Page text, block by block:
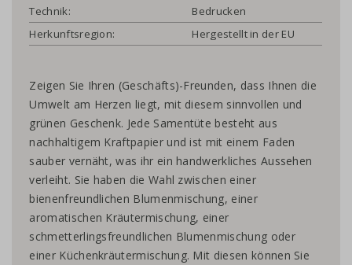
Technik:
Bedrucken
Herkunftsregion:
Hergestellt in der EU
Zeigen Sie Ihren (Geschäfts)-Freunden, dass Ihnen die
Umwelt am Herzen liegt, mit diesem sinnvollen und
grünen Geschenk. Jede Samentüte besteht aus
nachhaltigem Kraftpapier und ist mit einem Faden
sauber vernäht, was ihr ein handwerkliches Aussehen
verleiht. Sie haben die Wahl zwischen einer
bienenfreundlichen Blumenmischung, einer
aromatischen Kräutermischung, einer
schmetterlingsfreundlichen Blumenmischung oder
einer Küchenkräutermischung. Mit diesen können Sie